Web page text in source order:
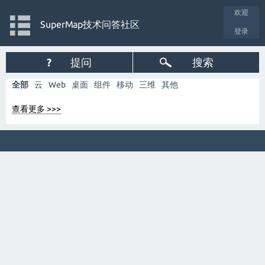
欢迎
登录
SuperMap技术问答社区
? 提问 搜索
全部 云 Web 桌面 组件 移动 三维 其他
查看更多 >>>